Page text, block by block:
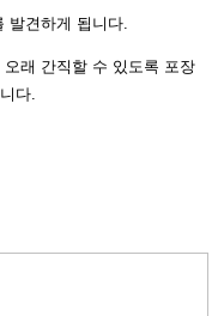
발견하게 됩니다.
래 간직할 수 있도록 포장
다.